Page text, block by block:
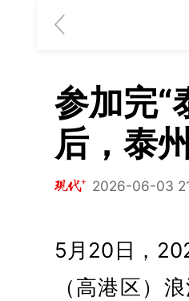
参加完“
后，泰
2026-06-03
5月20日，
（高港区）